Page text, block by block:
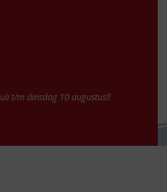
t/m dinsdag 10 augustus!!